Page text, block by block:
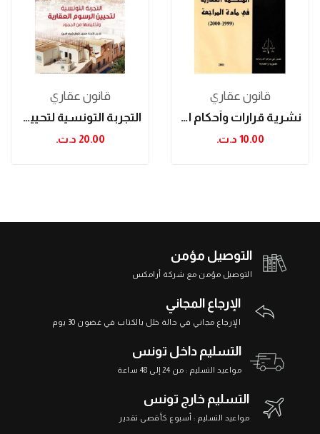
قانون عقاري
التجربة التونسية لتحيين الرسوم العقارية
20.00 د.ت.‏
قانون عقاري
نشرية قرارات وأحكام المحكمة العقارية في مادة...
10.00 د.ت.‏
التوصيل مؤمن
التوصيل مؤمن مع شركة أرامكس
الإرجاع المجاني
الإرجاع مجاني في حالة خلل بالكتاب في غضون 30 يوم
التسليم داخل تونس
مواعيد التسليم : من 24 إلى 48 ساعة
التسليم خارج تونس
مواعيد التسليم : أسبوع كأقصى تقدير